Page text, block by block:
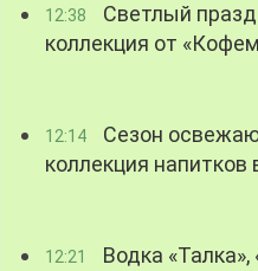
12:38
Светлый
коллекция от
12:14
Сезон
коллекция
12:21
Водка